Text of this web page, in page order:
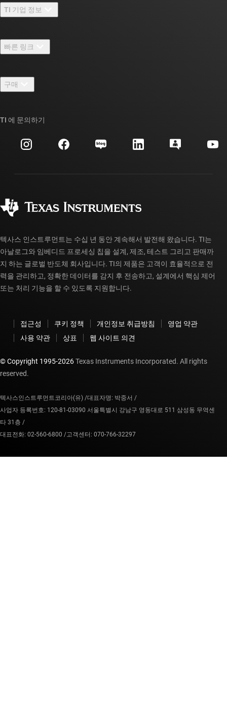
TI 기업 정보
채용
뉴스룸
이벤트
투자 관계
빠른 링크
TI E2E™ 설계 지원 포럼
대체품 검색
고객 지원 센터
myTI 계정 FAQ
구매
주문 FAQ
TI 에 문의하기
텍사스 인스트루먼트는 수십 년 동안 계속해서 발전해 왔습니다. TI는
아날로그와 임베디드 프로세싱 칩을 설계, 제조, 테스트 그리고 판매까
지 하는 글로벌 반도체 회사입니다. TI의 제품은 고객이 효율적으로 전
력을 관리하고, 정확한 데이터를 감지 후 전송하고, 설계에서 핵심 제어
또는 처리 기능을 할 수 있도록 지원합니다.
접근성 쿠키 정책 개인정보 취급방침
영업 약관
사용 약관
상표 웹 사이트 의견
© Copyright 1995-2026Texas Instruments Incorporated. All rights
reserved.
텍사스인스트루먼트코리아(유) /대표자명: 박중서 /
사업자 등록번호: 120-81-03090 서울특별시 강남구 영동대로 511 삼성동 무역센
타 31층 /
대표전화: 02-560-6800 /고객센터: 070-766-32297